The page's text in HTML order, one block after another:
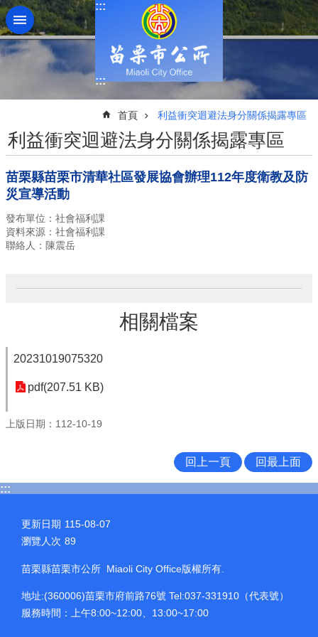
跳到主要內容區塊
:::
:::
首頁 利益衝突迴避法身分關係揭露專區
利益衝突迴避法身分關係揭露專區
苗栗縣苗栗市清華社區發展協會辦理112年度衛教及防
災宣導活動
發布單位：社會福利課
資料來源：社會福利課
聯絡人：陳震岳
相關檔案
20231019075320
pdf(207.51 KB)
上版日期：112-10-19
回上一頁 回最上面
:::
更新日期 115-08-07
瀏覽人次 89
苗栗縣苗栗市公所 Miaoli City Office版權所有.
地址:(360006)苗栗市府前路76號 Tel:037-331910（代表號）
服務時間：上午8:00~12:00、13:00~17:00